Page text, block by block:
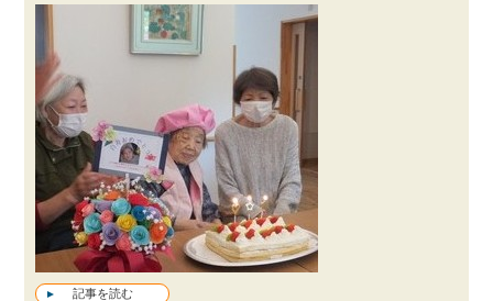
記事を読む